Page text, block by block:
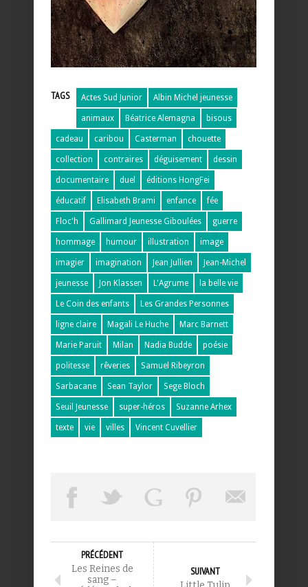
TAGS Actes Sud Junior Albin Michel jeunesse
animaux Béatrice Alemagna bisous
cadeau caribou Casterman chouette
collection contraires déguisement dessin
documentaire duel éditions HongFei
éducatif Elisabeth Brami enfance fée
Floc'h Gallimard Jeunesse Giboulées guerre
hommage humour illustration image
imagier imagination Jean Jullien Jean-Michel
jeunesse Jon Klassen L'Agrume la belle vie
Le Coin des enfants Les Grandes Personnes
ligne claire Magali Le Huche Marc Barnett
Marie Paruit Milan Nadia Budde poésie
politesse rêveries Samuel Ribeyron
Sarbacane Sean Taylor Sege Bloch
Seuil Jeunesse super-héros Suzanne Arhex
texte vie villes Vincent Cuvellier
PRÉCÉDENT
Les Reines de
sang –
SUIVANT